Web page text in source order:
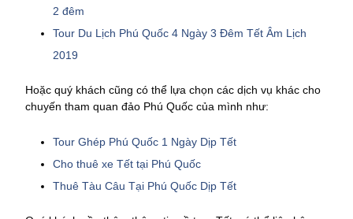
2 đêm
Tour Du Lịch Phú Quốc 4 Ngày 3 Đêm Tết Âm Lịch
2019
Hoặc quý khách cũng có thể lựa chọn các dịch vụ khác cho
chuyến tham quan đảo Phú Quốc của mình như:
Tour Ghép Phú Quốc 1 Ngày Dịp Tết
Cho thuê xe Tết tại Phú Quốc
Thuê Tàu Câu Tại Phú Quốc Dịp Tết